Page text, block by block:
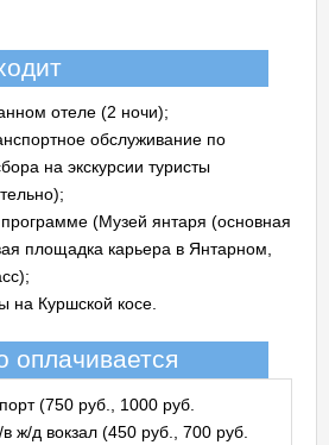
отеле (2 ночи);
обслуживание по
на экскурсии туристы
(Музей янтаря (основная
площадка карьера в Янтарном,
на Куршской косе.
оплачивается
(750 руб., 1000 руб.
ж/д вокзал (450 руб., 700 руб.